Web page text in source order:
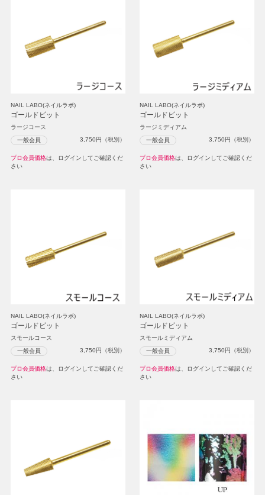
NAIL LABO(ネイルラボ)
ゴールドビット
ラージコース
一般会員 3,750円（税別）
プロ会員価格は、ログインしてご確認くだ
さい
NAIL LABO(ネイルラボ)
ゴールドビット
ラージミディアム
一般会員 3,750円（税別）
プロ会員価格は、ログインしてご確認くだ
さい
NAIL LABO(ネイルラボ)
ゴールドビット
スモールコース
一般会員 3,750円（税別）
プロ会員価格は、ログインしてご確認くだ
さい
NAIL LABO(ネイルラボ)
ゴールドビット
スモールミディアム
一般会員 3,750円（税別）
プロ会員価格は、ログインしてご確認くだ
さい